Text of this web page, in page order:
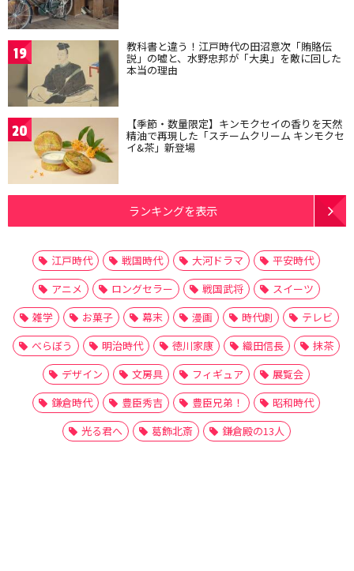
19 教科書と違う！江戸時代の田沼意次「賄賂伝
説」の嘘と、水野忠邦が「大奥」を敵に回した
本当の理由
20 【季節・数量限定】キンモクセイの香りを天然
精油で再現した「スチームクリーム キンモクセ
イ&茶」新登場
ランキングを表示
江戸時代 戦国時代 大河ドラマ
平安時代
アニメ
ロングセラー 戦国武将
スイーツ
雑学
お菓子 幕末 漫画 時代劇
テレビ
べらぼう
明治時代 徳川家康 織田信長
抹茶
デザイン
文房具 フィギュア
展覧会
鎌倉時代
豊臣秀吉 豊臣兄弟！
昭和時代
光る君へ
葛飾北斎 鎌倉殿の13人